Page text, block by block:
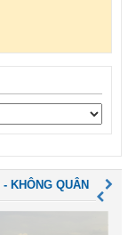
KHÔNG QUÂN